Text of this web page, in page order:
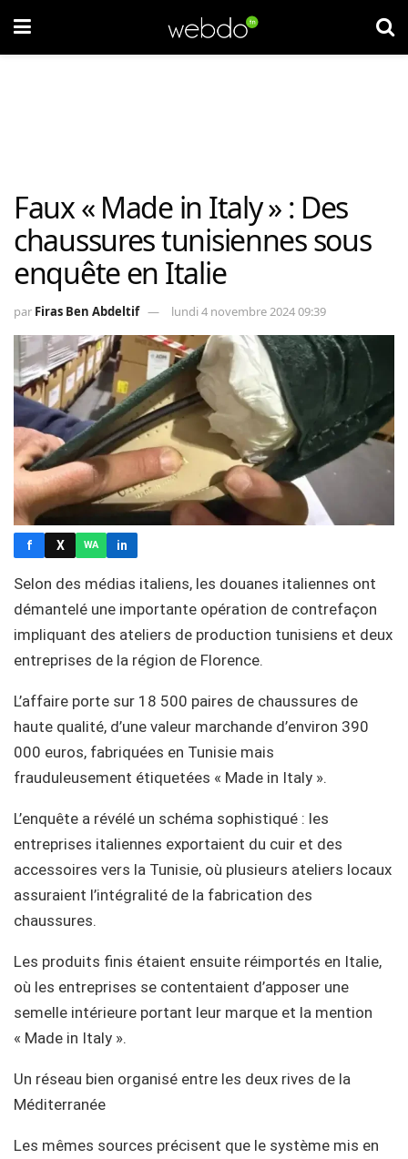
Faux « Made in Italy » : Des
chaussures tunisiennes sous
enquête en Italie
par Firas Ben Abdeltif lundi 4 novembre 2024 09:39
f X WA in
Selon des médias italiens, les douanes italiennes ont
démantelé une importante opération de contrefaçon
impliquant des ateliers de production tunisiens et deux
entreprises de la région de Florence.
L’affaire porte sur 18 500 paires de chaussures de
haute qualité, d’une valeur marchande d’environ 390
000 euros, fabriquées en Tunisie mais
frauduleusement étiquetées « Made in Italy ».
L’enquête a révélé un schéma sophistiqué : les
entreprises italiennes exportaient du cuir et des
accessoires vers la Tunisie, où plusieurs ateliers locaux
assuraient l’intégralité de la fabrication des
chaussures.
Les produits finis étaient ensuite réimportés en Italie,
où les entreprises se contentaient d’apposer une
semelle intérieure portant leur marque et la mention
« Made in Italy ».
Un réseau bien organisé entre les deux rives de la
Méditerranée
Les mêmes sources précisent que le système mis en